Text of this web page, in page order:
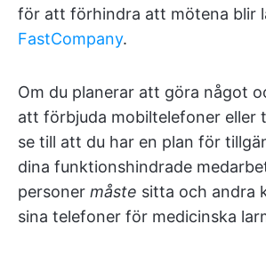
för att förhindra att mötena blir
FastCompany.
Om du planerar att göra något
att förbjuda mobiltelefoner eller
se till att du har en plan för
dina funktionshindrade
personer måste sitta och andra
sina telefoner för medicinska